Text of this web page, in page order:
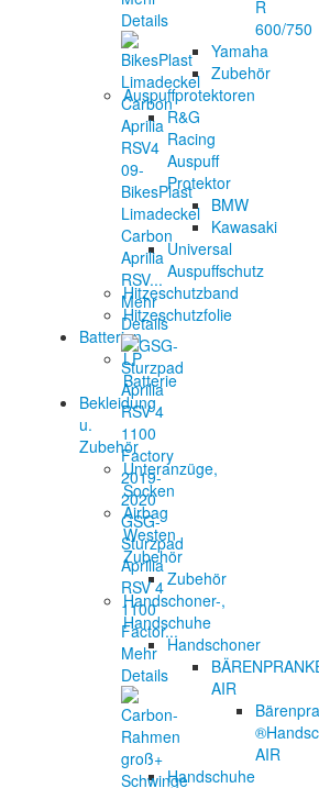
R
600/750
Yamaha
Zubehör
Auspuffprotektoren
R&G
Racing
Auspuff
Protektor
BMW
Kawasaki
Universal
Auspuffschutz
Hitzeschutzband
Hitzeschutzfolie
Batterien
LP
Batterie
Bekleidung
u.
Zubehör
Unteranzüge,
Socken
Airbag
Westen
Zubehör
Zubehör
Handschoner-,
Handschuhe
Handschoner
AIR
AIR
Handschuhe
Details
BikesPlast
Limadeckel
Carbon
Aprilia
RSV...
Mehr
Details
GSG-
Sturzpad
Aprilia
RSV 4
1100
Factor...
Mehr
Details